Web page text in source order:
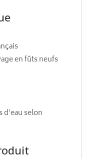
en fûts neufs
d'eau selon